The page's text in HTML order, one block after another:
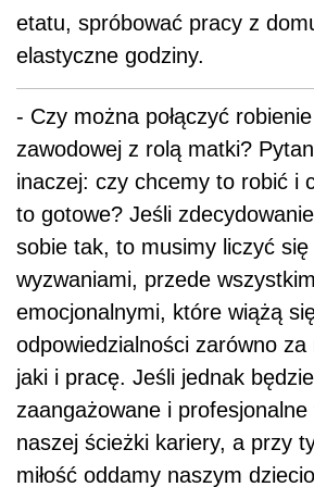
etatu, spróbować pracy z
elastyczne godziny.
- Czy można połączyć
zawodowej z rolą matki?
inaczej: czy chcemy to robić i
to gotowe? Jeśli
sobie tak, to musimy liczyć się
wyzwaniami, przede
emocjonalnymi, które wiążą
odpowiedzialności zarówno za
jaki i pracę. Jeśli jednak
zaangażowane i profesjonalne
naszej ścieżki kariery, a przy
miłość oddamy naszym